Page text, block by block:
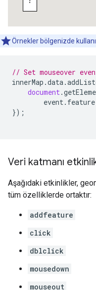
Örnekler bölgenizde
// Set mouseover
innerMap .data.
document.
event. feature
});
Veri katmanı
Aşağıdaki etkinlikler,
tüm özelliklerde ortaktır:
addfeature
click
dblclick
mousedown
mouseout